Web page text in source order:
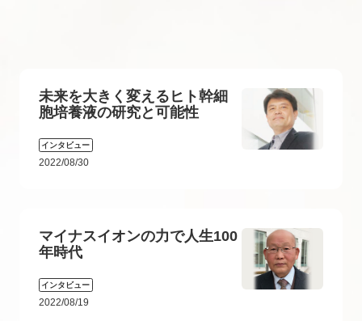
未来を大きく変えるヒト幹細
胞培養液の研究と可能性
インタビュー
2022/08/30
マイナスイオンの力で人生100
年時代
インタビュー
2022/08/19